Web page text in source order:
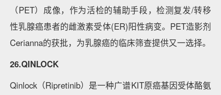
（PET）成像，作为活检的辅助手段，检测复发/转移
性乳腺癌患者的雌激素受体(ER)阳性病变。PET造影剂
Cerianna的获批，为乳腺癌的临床筛查提供又一选择。
26.QINLOCK
Qinlock（Ripretinib）是一种广谱KIT原癌基因受体酪氨